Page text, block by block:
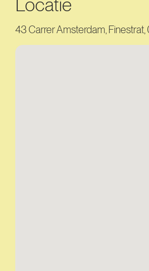
Locatie
43 Carrer Amsterdam,